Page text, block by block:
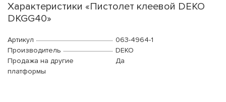
Характеристики «Пистолет клеевой DEKO
DKGG40»
Артикул
063-4964-1
Производитель
DEKO
Продажа на другие
платформы
Да